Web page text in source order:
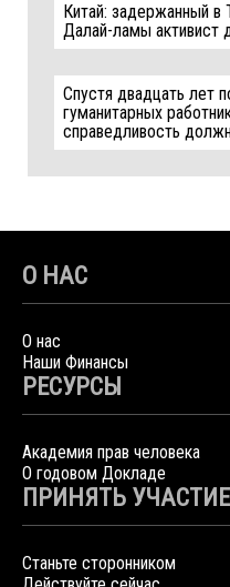
Китай: задержанный в
Далай-ламы
Спустя двадцать лет
гуманитарных
справедливость
О НАС
О нас
Наши Финансы
РЕСУРСЫ
Академия прав человека
О годовом Докладе
ПРИНЯТЬ УЧАСТИЕ
Станьте сторонником